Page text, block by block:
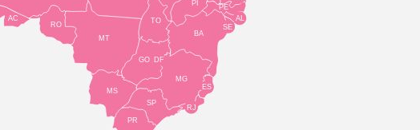
TO
BA
SE
PE
AL
PI
AC
RO
MT
MS
GO
PR
SP
MG
RJ
ES
DF